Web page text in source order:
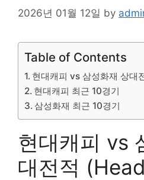
2026년 01월 12일 by
Table of Contents
현대캐피 vs 삼성화재 상
현대캐피 최근 10경기
삼성화재 최근 10경기
현대캐피 vs
대전적